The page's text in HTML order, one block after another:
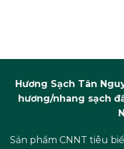
Hương Sạch Tân
hương/nhang sạch
Sản phẩm CNNT tiêu